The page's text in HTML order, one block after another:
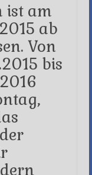
ist am
ab
Von
bis